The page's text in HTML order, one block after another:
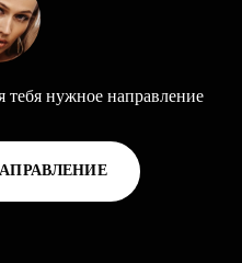
тебя нужное направление